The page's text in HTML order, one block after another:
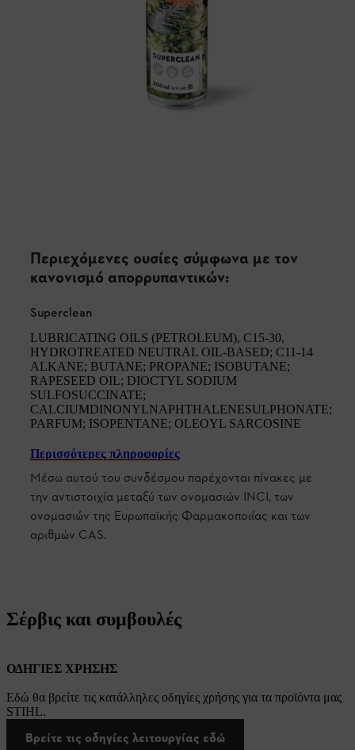
Περιεχόμενες ουσίες σύμφωνα με τον
κανονισμό απορρυπαντικών:
Superclean
LUBRICATING OILS (PETROLEUM), C15-30,
HYDROTREATED NEUTRAL OIL-BASED; C11-14
ALKANE; BUTANE; PROPANE; ISOBUTANE;
RAPESEED OIL; DIOCTYL SODIUM
SULFOSUCCINATE;
CALCIUMDINONYLNAPHTHALENESULPHONATE;
PARFUM; ISOPENTANE; OLEOYL SARCOSINE
Περισσότερες πληροφορίες
Μέσω αυτού του συνδέσμου παρέχονται πίνακες με
την αντιστοιχία μεταξύ των ονομασιών INCI, των
ονομασιών της Ευρωπαϊκής Φαρμακοποιίας και των
αριθμών CAS.
Σέρβις και συμβουλές
ΟΔΗΓΙΕΣ ΧΡΗΣΗΣ
Εδώ θα βρείτε τις κατάλληλες οδηγίες χρήσης για τα προϊόντα μας
STIHL.
Βρείτε τις οδηγίες λειτουργίας εδώ